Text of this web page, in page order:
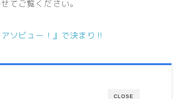
てご覧ください。
ソビュー！』で決まり‼︎
CLOSE